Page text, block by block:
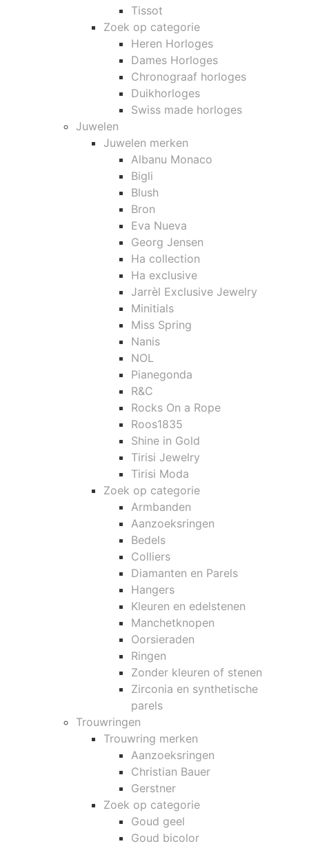
Tissot
Zoek op categorie
Heren Horloges
Dames Horloges
Chronograaf horloges
Duikhorloges
Swiss made horloges
Juwelen
Juwelen merken
Albanu Monaco
Bigli
Blush
Bron
Eva Nueva
Georg Jensen
Ha collection
Ha exclusive
Jarrèl Exclusive Jewelry
Minitials
Miss Spring
Nanis
NOL
Pianegonda
R&C
Rocks On a Rope
Roos1835
Shine in Gold
Tirisi Jewelry
Tirisi Moda
Zoek op categorie
Armbanden
Aanzoeksringen
Bedels
Colliers
Diamanten en Parels
Hangers
Kleuren en edelstenen
Manchetknopen
Oorsieraden
Ringen
Zonder kleuren of stenen
Zirconia en synthetische
parels
Trouwringen
Trouwring merken
Aanzoeksringen
Christian Bauer
Gerstner
Zoek op categorie
Goud geel
Goud bicolor